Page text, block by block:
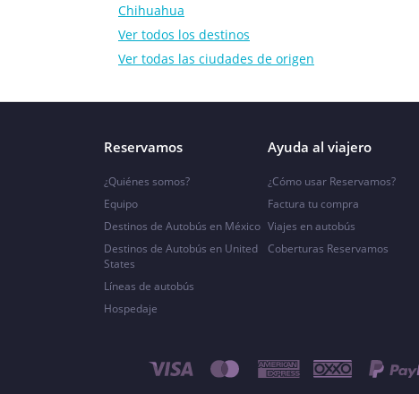
Chihuahua
Ver todos los destinos
Ver todas las ciudades de origen
Reservamos
¿Quiénes somos?
Equipo
Destinos de Autobús en México
Destinos de Autobús en United
States
Líneas de autobús
Hospedaje
Ayuda al viajero
¿Cómo usar Reservamos?
Factura tu compra
Viajes en autobús
Coberturas Reservamos